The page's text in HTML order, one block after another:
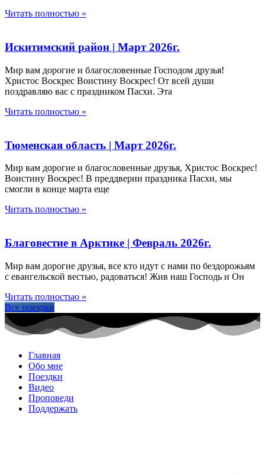
Читать полностью »
Искитимский район | Март 2026г.
Мир вам дорогие и благословенные Господом друзья!
Христос Воскрес Воистину Воскрес! От всей души
поздравляю вас с праздником Пасхи. Эта
Читать полностью »
Тюменская область | Март 2026г.
Мир вам дорогие и благословенные друзья, Христос Воскрес!
Воистину Воскрес! В преддверии праздника Пасхи, мы
смогли в конце марта еще
Читать полностью »
Благовестие в Арктике | Февраль 2026г.
Мир вам дорогие друзья, все кто идут с нами по бездорожьям
с евангельской вестью, радоваться! Жив наш Господь и Он
Читать полностью »
Все поездки
Главная
Обо мне
Поездки
Видео
Проповеди
Поддержать